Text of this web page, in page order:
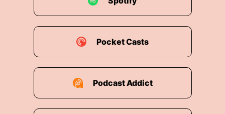
Pocket Casts
Podcast Addict